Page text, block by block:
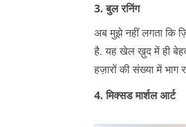
3. बुल रनिंग
अब मुझे नहीं लगता कि
है. यह खेल ख़ुद में ही
हज़ारों की संख्या में भाग
4. मिक्सड मार्शल आर्ट